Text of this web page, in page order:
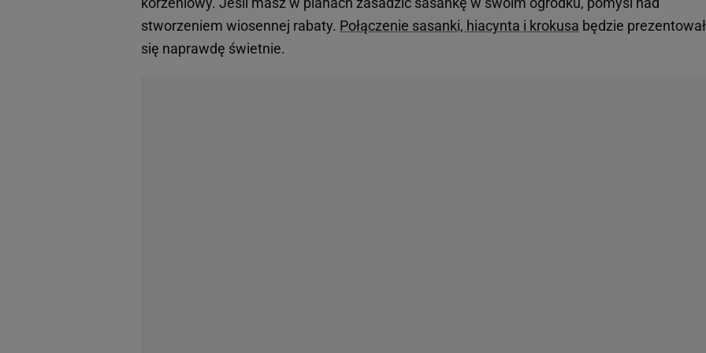
stworzeniem wiosennej rabaty. Połączenie sasanki, hiacynta i krokusa będzie
się naprawdę świetnie.